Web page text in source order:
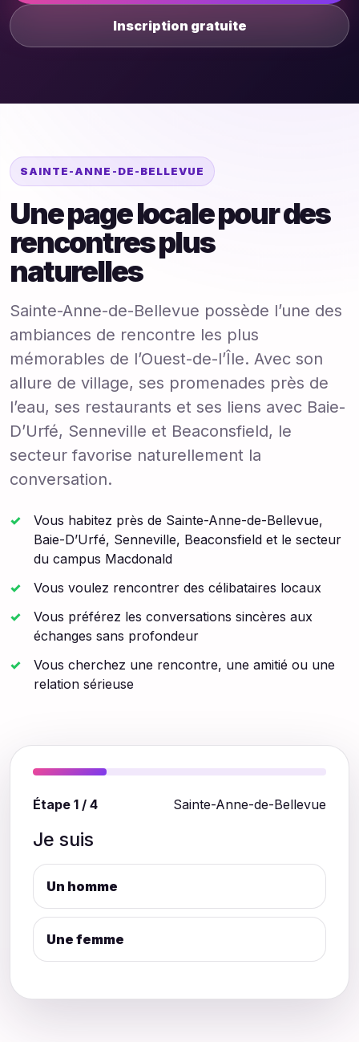
Inscription gratuite
SAINTE-ANNE-DE-BELLEVUE
Une page locale pour des
rencontres plus
naturelles
Sainte-Anne-de-Bellevue possède l’une des
ambiances de rencontre les plus
mémorables de l’Ouest-de-l’Île. Avec son
allure de village, ses promenades près de
l’eau, ses restaurants et ses liens avec Baie-
D’Urfé, Senneville et Beaconsfield, le
secteur favorise naturellement la
conversation.
Vous habitez près de Sainte-Anne-de-Bellevue,
Baie-D’Urfé, Senneville, Beaconsfield et le secteur
du campus Macdonald
Vous voulez rencontrer des célibataires locaux
Vous préférez les conversations sincères aux
échanges sans profondeur
Vous cherchez une rencontre, une amitié ou une
relation sérieuse
Étape 1 / 4 Sainte-Anne-de-Bellevue
Je suis
Un homme
Une femme